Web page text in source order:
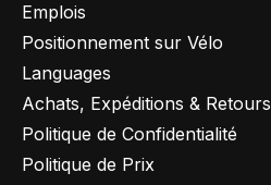
Emplois
Positionnement sur Vélo
Languages
Achats, Expéditions & Retours
Politique de Confidentialité
Politique de Prix